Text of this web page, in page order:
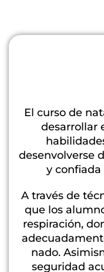
El curso de
desarrollar
desenvolverse
y
A través de
que los
respiración,
nado.
seguridad